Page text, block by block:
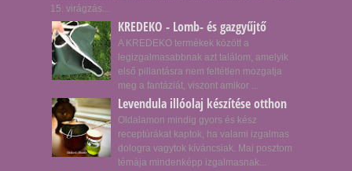
15. virágzás...
KREDEKO - Lomb- és gazgyűjtő
A KREDEKO termékek között a
legizgalmasabbnak azt találom, amelyik
első pillantásra nem feltétlen mozgatja
meg a fantáziát, viszont amikor ...
Levendula illóolaj készítése otthon
Oldalamon mindig gyors és kész
receptúrákat kaptok, ha valami izgalmas
dologra vagytok kíváncsiak. Mai posztom
témája mindenképp izgalmasnak...